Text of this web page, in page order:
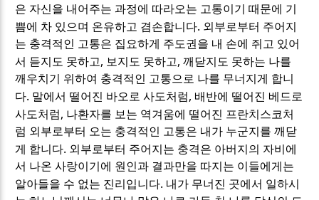
은 자신을 내어주는 과정에 따라오는 고통이기 때문에 기
쁨에 차 있으며 온유하고 겸손합니다. 외부로부터 주어지
는 충격적인 고통은 집요하게 주도권을 내 손에 쥐고 있어
서 듣지도 못하고, 보지도 못하고,깨닫지도 못하는 나를
깨우치기 위하여 충격적인 고통으로 나를 무너지게 합니
다. 말에서 떨어진 바오로 사도처럼, 배반에 떨어진 베드로
사도처럼, 나환자를 보는 역겨움에 떨어진 프란치스코처
럼 외부로부터 오는 충격적인 고통은 내가 누군지를 깨닫
게 합니다. 외부로부터 주어지는 충격은 아버지의 자비에
서 나온 사랑이기에 원인과 결과만을 따지는 이들에게는
알아들을 수 없는 진리입니다. 내가 무너진 곳에서 일하시